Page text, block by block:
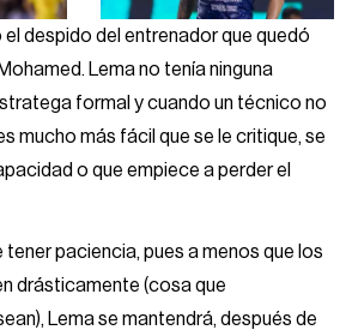
el despido del entrenador que quedó
Lema no tenía ninguna
formal y cuando un técnico no
mucho más fácil que se le critique, se
o que empiece a perder el
tener paciencia, pues a menos que los
drásticamente (cosa que
Lema se mantendrá, después de